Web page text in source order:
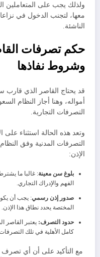
ولذلك يجب على المتعاملين
معها، لتجنب الدخول في
الناشئة.
​حكم تصرفات
وشروط نفاذها
​قد يحتاج القاصر الذي قارب
أمواله، وهنا أجاز النظام
التصرفات التجارية.
وتعد هذه الحالة استثناء
التصرفات المدنية وفق
الإذن:
​بلوغ سن معينة: غالبا ما
الفهم والإدراك التجاري.
​صدور إذن رسمي: يجب أن
المختصة يحدد نطاق هذا الإذن.
​حدود التصرف: يعتبر القاصر
كامل الأهلية في تلك
مع التأكيد على أن أي تصرف